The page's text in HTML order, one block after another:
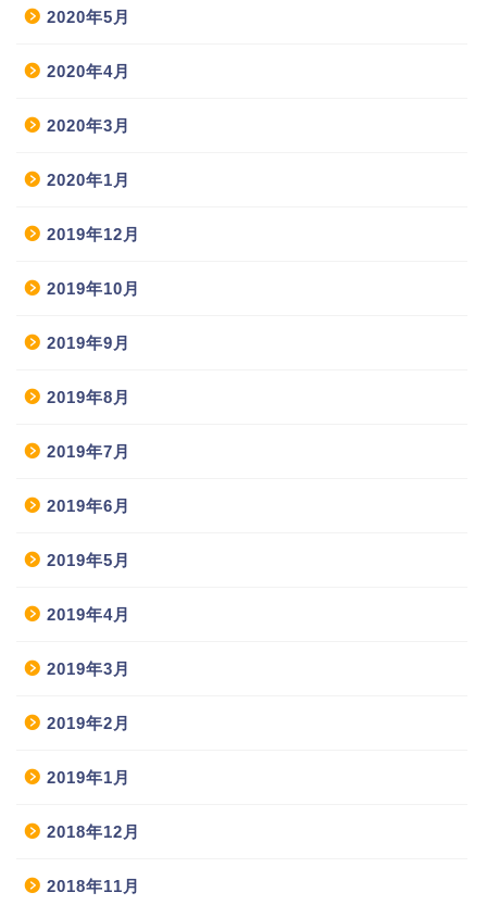
2020年5月
2020年4月
2020年3月
2020年1月
2019年12月
2019年10月
2019年9月
2019年8月
2019年7月
2019年6月
2019年5月
2019年4月
2019年3月
2019年2月
2019年1月
2018年12月
2018年11月